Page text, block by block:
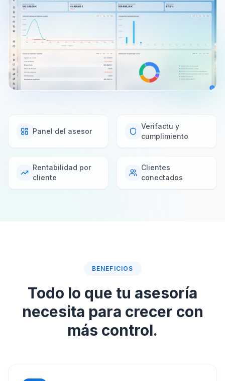
Panel del asesor
Verifactu y
cumplimiento
Rentabilidad por
cliente
Clientes
conectados
BENEFICIOS
Todo lo que tu asesoría
necesita para crecer con
más control.